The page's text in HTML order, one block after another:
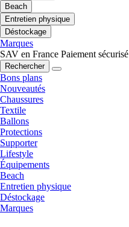
Beach
Entretien physique
Déstockage
Marques
SAV en France Paiement sécurisé
Rechercher
Bons plans
Nouveautés
Chaussures
Textile
Ballons
Protections
Supporter
Lifestyle
Équipements
Beach
Entretien physique
Déstockage
Marques